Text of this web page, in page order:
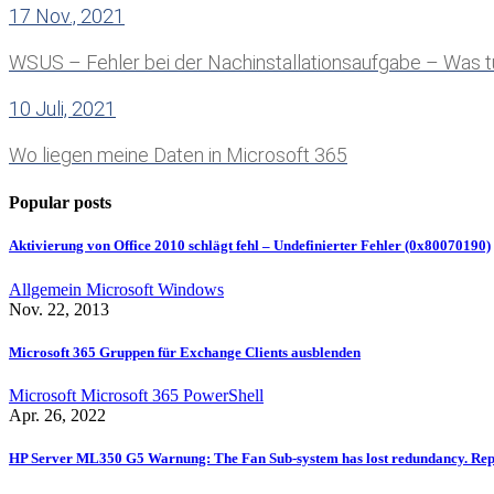
17 Nov., 2021
WSUS – Fehler bei der Nachinstallationsaufgabe – Was
10 Juli, 2021
Wo liegen meine Daten in Microsoft 365
Popular posts
Aktivierung von Office 2010 schlägt fehl – Undefinierter Fehler (0x80070190)
Allgemein Microsoft Windows
Nov. 22, 2013
Microsoft 365 Gruppen für Exchange Clients ausblenden
Microsoft Microsoft 365 PowerShell
Apr. 26, 2022
HP Server ML350 G5 Warnung: The Fan Sub-system has lost redundancy.